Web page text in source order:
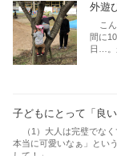
外遊
こん
間に
日…。
子どもにとって「良
（1）大人は完璧でなく
本当に可愛いなぁ」とい